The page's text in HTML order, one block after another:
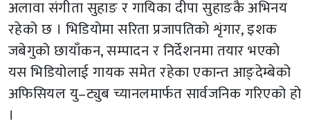
अलावा संगीता सुहाङ र गायिका दीपा सुहाङकै अभिनय
रहेको छ । भिडियोमा सरिता प्रजापतिको शृंगार, इशक
जबेगुको छायाँकन, सम्पादन र निर्देशनमा तयार भएको
यस भिडियोलाई गायक समेत रहेका एकान्त आङ्देम्बेको
अफिसियल यु–ट्युब च्यानलमार्फत सार्वजनिक गरिएको हो
।